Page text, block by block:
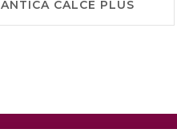
ANTICA CALCE PLUS